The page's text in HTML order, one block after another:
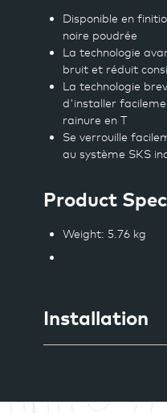
Disponible en
noire poudrée
La technologie
bruit et réduit
La technologie
d'installer
rainure en T
Se verrouille
au système SKS
Product
Weight: 5.76 kg
Installation